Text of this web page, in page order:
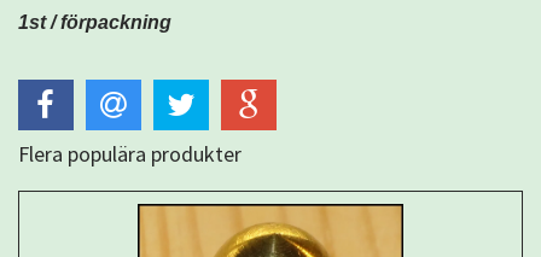
1st / förpackning
Flera populära produkter